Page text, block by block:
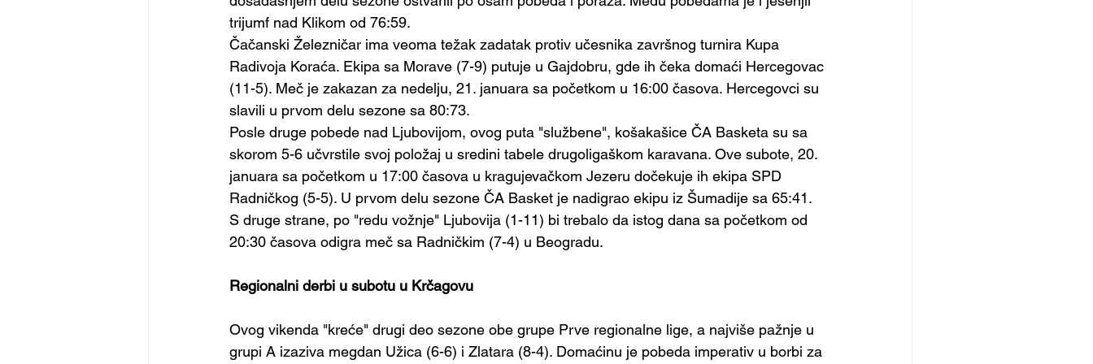
trijumf nad Klikom od 76:59.
Čačanski Železničar ima veoma težak zadatak protiv učesnika završnog turnira Kupa
Radivoja Koraća. Ekipa sa Morave (7-9) putuje u Gajdobru, gde ih čeka domaći Hercegovac
(11-5). Meč je zakazan za nedelju, 21. januara sa početkom u 16:00 časova. Hercegovci su
slavili u prvom delu sezone sa 80:73.
Posle druge pobede nad Ljubovijom, ovog puta "službene", košakašice ČA Basketa su sa
skorom 5-6 učvrstile svoj položaj u sredini tabele drugoligaškom karavana. Ove subote, 20.
januara sa početkom u 17:00 časova u kragujevačkom Jezeru dočekuje ih ekipa SPD
Radničkog (5-5). U prvom delu sezone ČA Basket je nadigrao ekipu iz Šumadije sa 65:41.
S druge strane, po "redu vožnje" Ljubovija (1-11) bi trebalo da istog dana sa početkom od
20:30 časova odigra meč sa Radničkim (7-4) u Beogradu.
Regionalni derbi u subotu u Krčagovu
Ovog vikenda "kreće" drugi deo sezone obe grupe Prve regionalne lige, a najviše pažnje u
grupi A izaziva megdan Užica (6-6) i Zlatara (8-4). Domaćinu je pobeda imperativ u borbi za